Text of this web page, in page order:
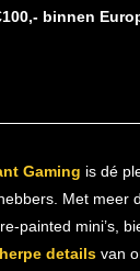
binnen
Gaming is dé
Met meer
painted mini’s,
detailsvan